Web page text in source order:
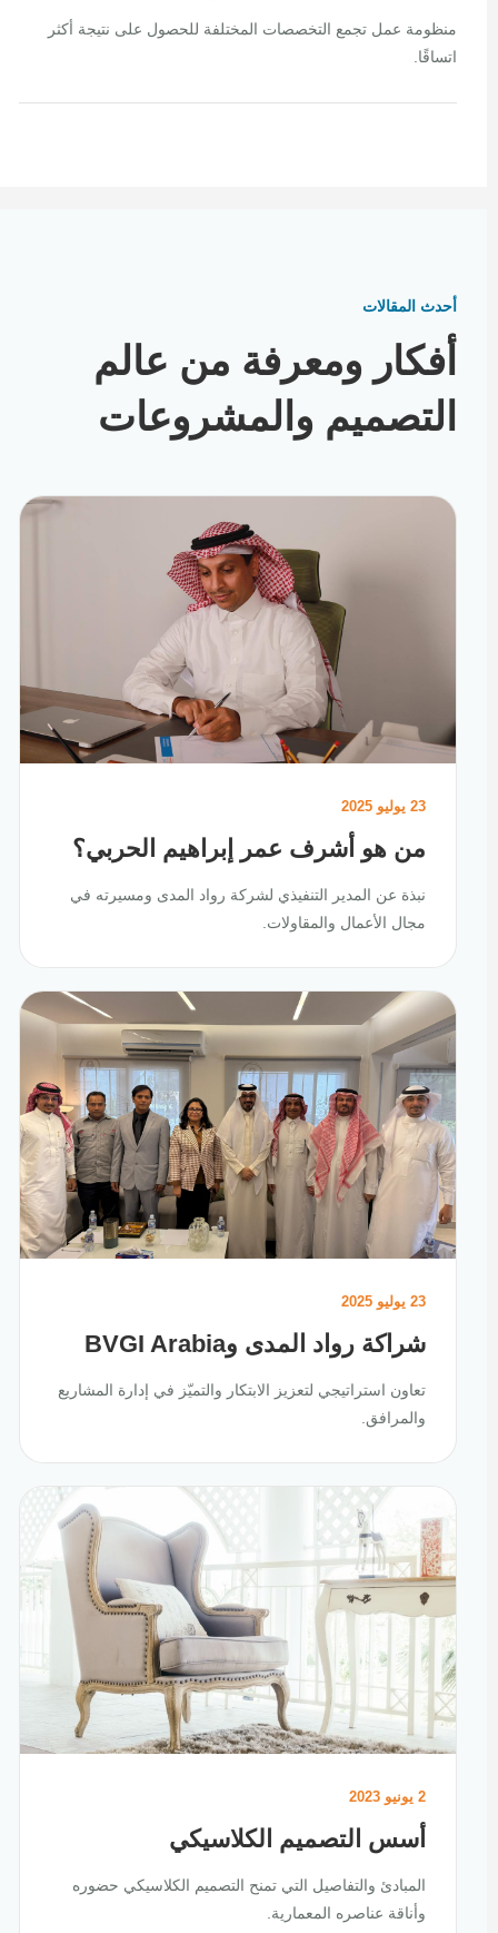
منظومة عمل تجمع التخصصات المختلفة للحصول على نتيجة أكثر
اتساقًا.
أحدث المقالات
أفكار ومعرفة من عالم
التصميم والمشروعات
23 يوليو 2025
من هو أشرف عمر إبراهيم الحربي؟
نبذة عن المدير التنفيذي لشركة رواد المدى ومسيرته في
مجال الأعمال والمقاولات.
23 يوليو 2025
شراكة رواد المدى وBVGI Arabia
تعاون استراتيجي لتعزيز الابتكار والتميّز في إدارة المشاريع
والمرافق.
أسس التصميم الكلاسيكي
المبادئ والتفاصيل التي تمنح التصميم الكلاسيكي حضوره
وأناقة عناصره المعمارية.